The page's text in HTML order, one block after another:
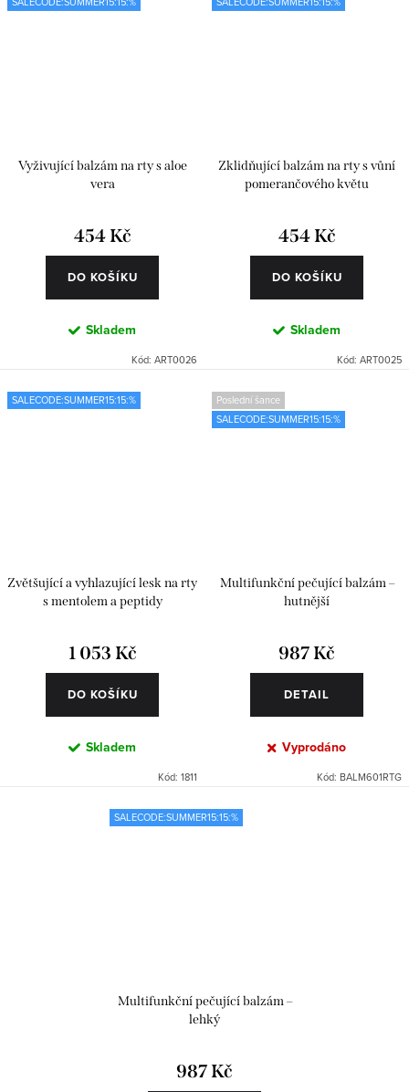
Vyživující balzám na rty s aloe
vera
454 Kč
DO KOŠÍKU
Skladem
Kód: ART0026
Zklidňující balzám na rty s vůní
pomerančového květu
454 Kč
DO KOŠÍKU
Skladem
Kód: ART0025
SALECODE:SUMMER15:15:%
Zvětšující a vyhlazující lesk na rty
s mentolem a peptidy
1 053 Kč
DO KOŠÍKU
Skladem
Kód: 1811
Poslední šance
SALECODE:SUMMER15:15:%
Multifunkční pečující balzám –
hutnější
987 Kč
DETAIL
Vyprodáno
Kód: BALM601RTG
SALECODE:SUMMER15:15:%
Multifunkční pečující balzám –
lehký
987 Kč